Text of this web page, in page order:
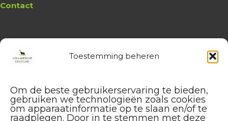
Toestemming beheren
Om de beste gebruikerservaring te bieden,
gebruiken we technologieën zoals cookies
om apparaatinformatie op te slaan en/of te
raadplegen. Door in te stemmen met deze
Contact
Website
administratie
service@hollandschegolfclub.nl